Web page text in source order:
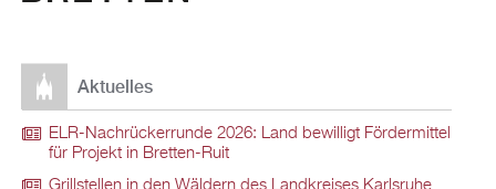
Aktuelles
ELR-Nachrückerrunde 2026: Land bewilligt Fördermittel
für Projekt in Bretten-Ruit